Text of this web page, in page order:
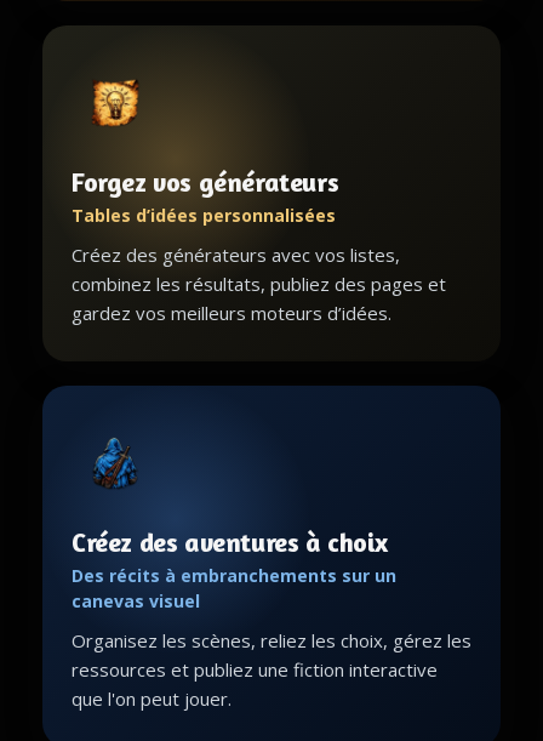
Forgez vos générateurs
Tables d’idées personnalisées
Créez des générateurs avec vos listes,
combinez les résultats, publiez des pages et
gardez vos meilleurs moteurs d’idées.
Créez des aventures à choix
Des récits à embranchements sur un
canevas visuel
Organisez les scènes, reliez les choix, gérez les
ressources et publiez une fiction interactive
que l'on peut jouer.